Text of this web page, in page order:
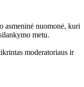
asmeninė nuomonė, kuri
metu.
moderatoriaus ir